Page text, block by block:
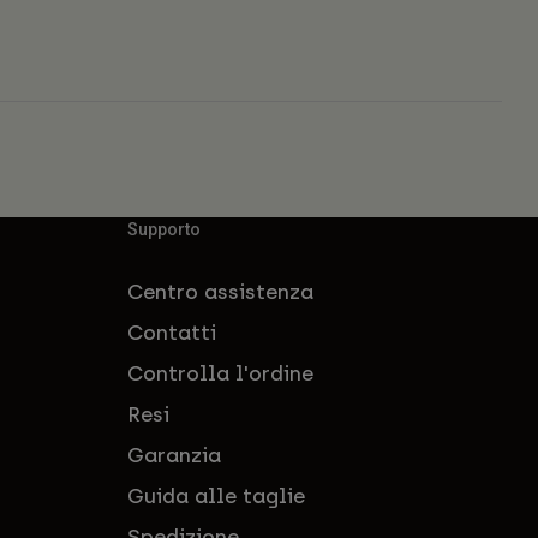
Supporto
Centro assistenza
Contatti
Controlla l'ordine
Resi
Garanzia
Guida alle taglie